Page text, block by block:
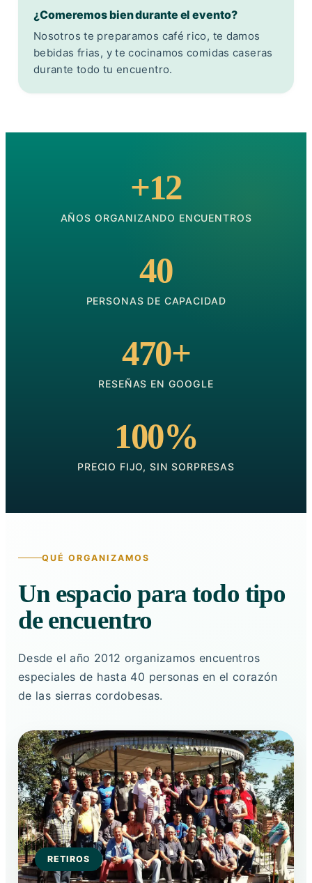
¿Comeremos bien durante el evento?
Nosotros te preparamos café rico, te damos
bebidas frias, y te cocinamos comidas caseras
durante todo tu encuentro.
+12
AÑOS ORGANIZANDO ENCUENTROS
40
PERSONAS DE CAPACIDAD
470+
RESEÑAS EN GOOGLE
100%
PRECIO FIJO, SIN SORPRESAS
QUÉ ORGANIZAMOS
Un espacio para todo tipo
de encuentro
Desde el año 2012 organizamos encuentros
especiales de hasta 40 personas en el corazón
de las sierras cordobesas.
RETIROS